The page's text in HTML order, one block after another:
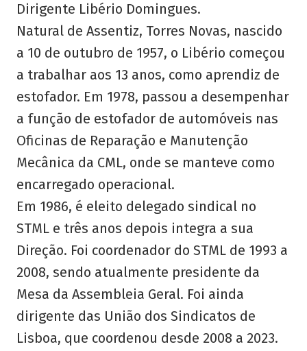
Dirigente Libério Domingues.
Natural de Assentiz, Torres Novas, nascido
a 10 de outubro de 1957, o Libério começou
a trabalhar aos 13 anos, como aprendiz de
estofador. Em 1978, passou a desempenhar
a função de estofador de automóveis nas
Oficinas de Reparação e Manutenção
Mecânica da CML, onde se manteve como
encarregado operacional.
Em 1986, é eleito delegado sindical no
STML e três anos depois integra a sua
Direção. Foi coordenador do STML de 1993 a
2008, sendo atualmente presidente da
Mesa da Assembleia Geral. Foi ainda
dirigente das União dos Sindicatos de
Lisboa, que coordenou desde 2008 a 2023.